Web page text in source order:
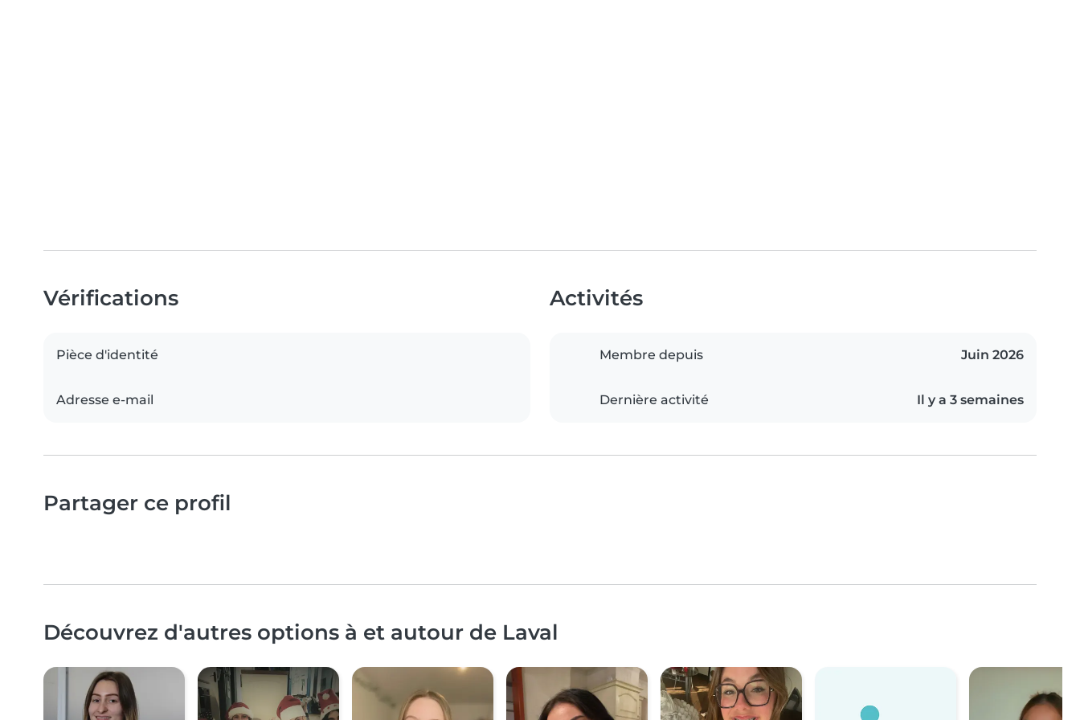
Vérifications
Pièce d'identité
Adresse e-mail
Activités
Membre depuis Juin 2026
Dernière activité Il y a 3 semaines
Partager ce profil
Découvrez d'autres options à et autour de Laval